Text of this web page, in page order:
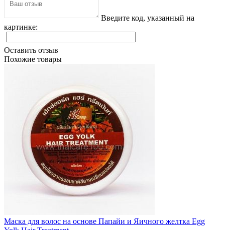
Введите код, указанный на
картинке:
Оставить отзыв
Похожие товары
Маска для волос на основе Папайи и Яичного желтка Egg